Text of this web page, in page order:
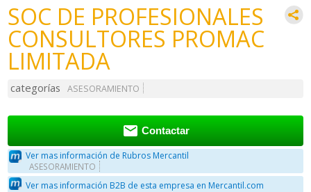
SOC DE PROFESIONALES
CONSULTORES PROMAC
LIMITADA
categorías ASESORAMIENTO
 Contactar
Ver mas información de Rubros Mercantil
ASESORAMIENTO
Ver mas información B2B de esta empresa en Mercantil.com